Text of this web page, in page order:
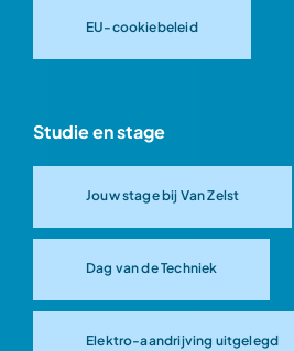
EU-cookiebeleid
Studie en stage
Jouw stage bij Van Zelst
Dag van de Techniek
Elektro-aandrijving uitgelegd